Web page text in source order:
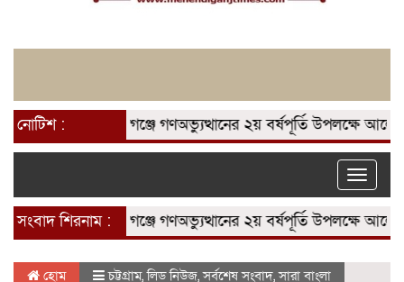
নোটিশ :মেহেন্দিগঞ্জে গণঅভ্যুত্থানের ২য় বর্ষপূর্তি উপলক্ষে আলোচনা
Toggle
সংবাদ শিরনাম :
মেহেন্দিগঞ্জে গণঅভ্যুত্থানের ২য় বর্ষপূর্তি উপলক্ষে আলোচনা
হোম চট্টগ্রাম,লিড নিউজ,সর্বশেষ সংবাদ,সারা বাংলা